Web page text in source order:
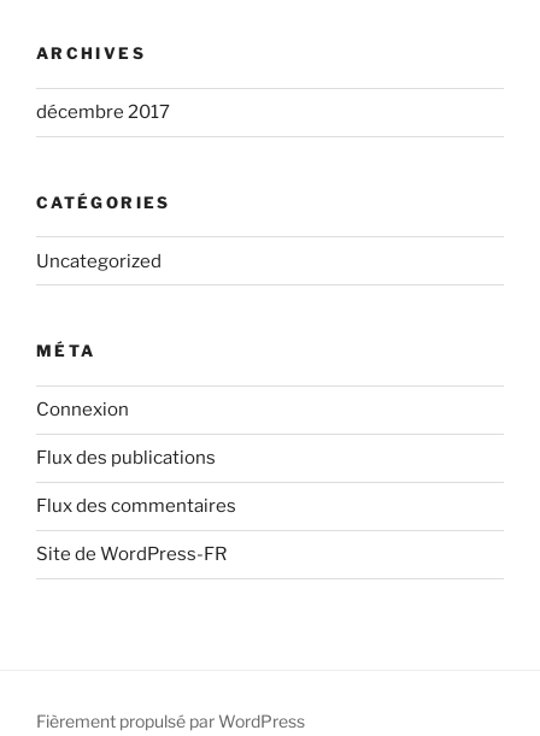
ARCHIVES
décembre 2017
CATÉGORIES
Uncategorized
MÉTA
Connexion
Flux des publications
Flux des commentaires
Site de WordPress-FR
Fièrement propulsé par WordPress